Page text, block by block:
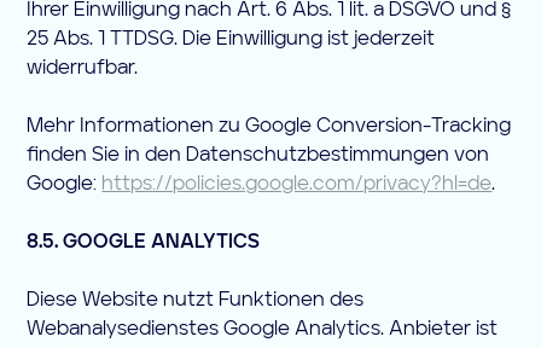
Ihrer Einwilligung nach Art. 6 Abs. 1 lit. a DSGVO und §
25 Abs. 1 TTDSG. Die Einwilligung ist jederzeit
widerrufbar.
Mehr Informationen zu Google Conversion-Tracking
finden Sie in den Datenschutzbestimmungen von
Google: https://policies.google.com/privacy?hl=de.
8.5. GOOGLE ANALYTICS
Diese Website nutzt Funktionen des
Webanalysedienstes Google Analytics. Anbieter ist